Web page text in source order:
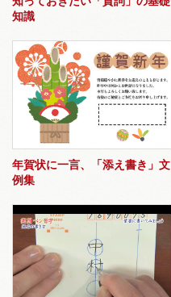
知識
年賀状に一言、「添え書き」文
例集